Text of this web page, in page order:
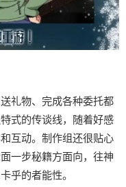
礼物、完成各种委托都
式的传谈线，随着好感
互动。制作组还很贴心
一步秘籍方面向，往神
乎的者能性。